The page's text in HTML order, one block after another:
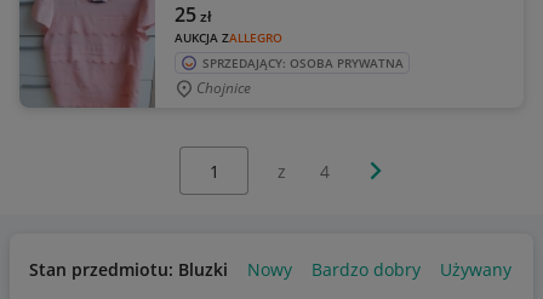
AUKCJA ZALLEGRO
25zł
SPRZEDAJĄCY: OSOBA PRYWATNA
Chojnice
z 4 Następna strona
Stan przedmiotu: Bluzki Nowy Bardzo dobry Używany